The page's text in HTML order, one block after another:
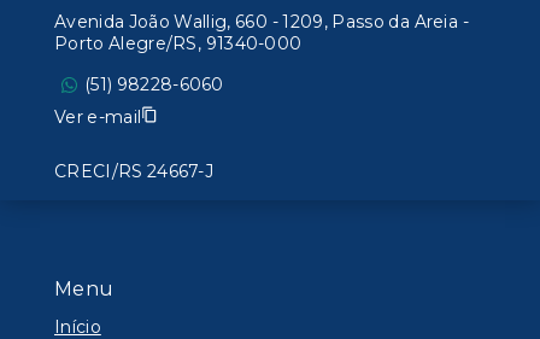
Menu
Início
Avenida João Wallig, 660 - 1209, Passo da Areia -
Porto Alegre/RS, 91340-000
(51) 98228-6060
Ver e-mail
CRECI/RS 24667-J